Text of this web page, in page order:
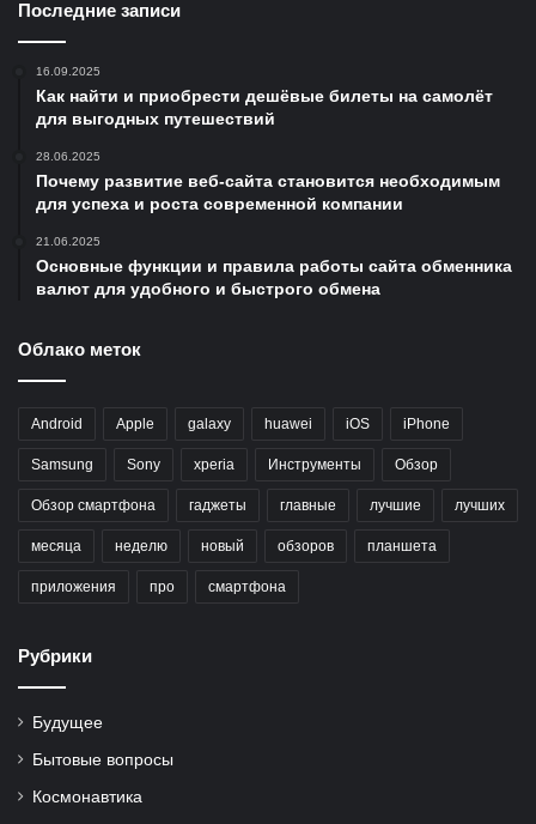
Последние записи
16.09.2025
Как найти и приобрести дешёвые билеты на самолёт
для выгодных путешествий
28.06.2025
Почему развитие веб-сайта становится необходимым
для успеха и роста современной компании
21.06.2025
Основные функции и правила работы сайта обменника
валют для удобного и быстрого обмена
Облако меток
Android Apple galaxy huawei iOS iPhone
Samsung Sony xperia Инструменты Обзор
Обзор смартфона гаджеты главные лучшие лучших
месяца неделю новый обзоров планшета
приложения про смартфона
Рубрики
Будущее
Бытовые вопросы
Космонавтика